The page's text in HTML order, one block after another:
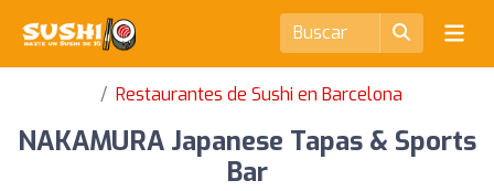
Restaurantes de Sushi en Barcelona
NAKAMURA Japanese Tapas & Sports
Bar